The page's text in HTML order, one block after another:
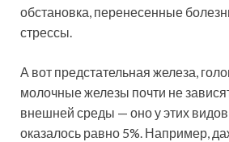
обстановка, перенесенные
стрессы.
А вот предстательная железа,
молочные железы почти не
внешней среды — оно у этих видов
оказалось равно 5%. Например,